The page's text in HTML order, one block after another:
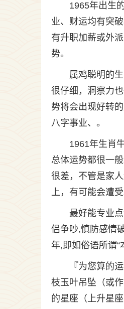
1965年出生
业、财运均有突
有升职加薪或外
势。
属鸡聪明的
很仔细，洞察力
势将会出现好转
八字事业、。
1961年生肖
总体运势都很一
很差，不管是家
上，有可能会遭受
最好能专业
侣争吵,慎防感情
年,即如俗语所谓“
『为您算的
枝玉叶吊坠（或
的星座（上升星